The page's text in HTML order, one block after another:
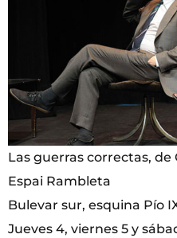
Las guerras correctas, de
Espai Rambleta
Bulevar sur, esquina Pío
Jueves 4, viernes 5 y